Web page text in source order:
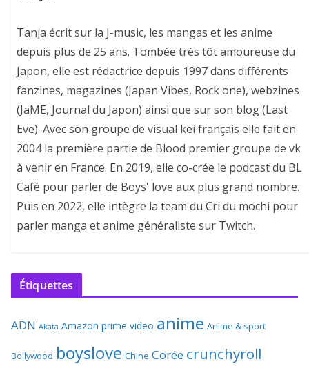
Tanja écrit sur la J-music, les mangas et les anime
depuis plus de 25 ans. Tombée très tôt amoureuse du
Japon, elle est rédactrice depuis 1997 dans différents
fanzines, magazines (Japan Vibes, Rock one), webzines
(JaME, Journal du Japon) ainsi que sur son blog (Last
Eve). Avec son groupe de visual kei français elle fait en
2004 la première partie de Blood premier groupe de vk
à venir en France. En 2019, elle co-crée le podcast du BL
Café pour parler de Boys' love aux plus grand nombre.
Puis en 2022, elle intègre la team du Cri du mochi pour
parler manga et anime généraliste sur Twitch.
Étiquettes
ADN Akata Amazon prime video anime Anime & sport
Bollywood boyslove Chine Corée crunchyroll